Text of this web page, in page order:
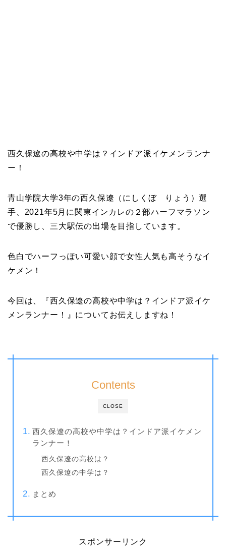
西久保遼の高校や中学は？インドア派イケメンランナ
ー！
青山学院大学3年の西久保遼（にしくぼ りょう）選
手、2021年5月に関東インカレの２部ハーフマラソン
で優勝し、三大駅伝の出場を目指しています。
色白でハーフっぽい可愛い顔で女性人気も高そうなイ
ケメン！
今回は、『西久保遼の高校や中学は？インドア派イケ
メンランナー！』についてお伝えしますね！
CLOSE
Contents
西久保遼の高校や中学は？インドア派イケメン
ランナー！
西久保遼の高校は？
西久保遼の中学は？
まとめ
スポンサーリンク